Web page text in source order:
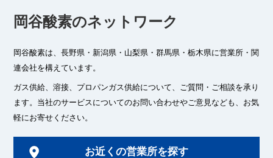
岡谷酸素のネットワーク
岡谷酸素は、長野県・新潟県・山梨県・群馬県・栃木県に営業所・関
連会社を構えています。
ガス供給、溶接、プロパンガス供給について、ご質問・ご相談を承り
ます。 当社のサービスについてのお問い合わせやご意見なども、お気
軽にお寄せください。
お近くの営業所を探す